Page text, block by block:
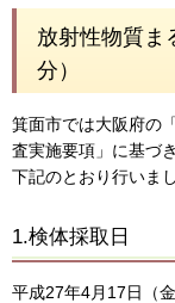
放射性物質ま
分）
箕面市では大阪府の
査実施要項」に基づ
下記のとおり行いまし
1.検体採取日
平成27年4月17日（金